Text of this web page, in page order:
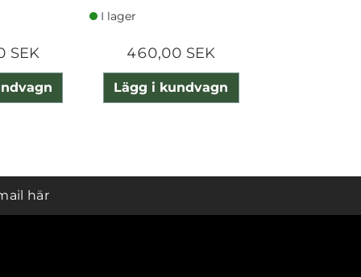
SEK
I lager
460,00 SEK
Lägg i kundvagn
här